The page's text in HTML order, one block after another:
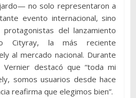
no solo representaron a
evento internacional, sino
del lanzamiento
Cityray, la más reciente
al mercado nacional. Durante
Vernier destacó que “toda mi
somos usuarios desde hace
reafirma que elegimos bien”.